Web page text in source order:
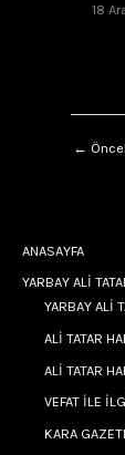
ANASAYFA
YARBAY ALİ
YARBAY ALİ
ALİ TATAR
ALİ TATAR
VEFAT İLE
KARA
18
←